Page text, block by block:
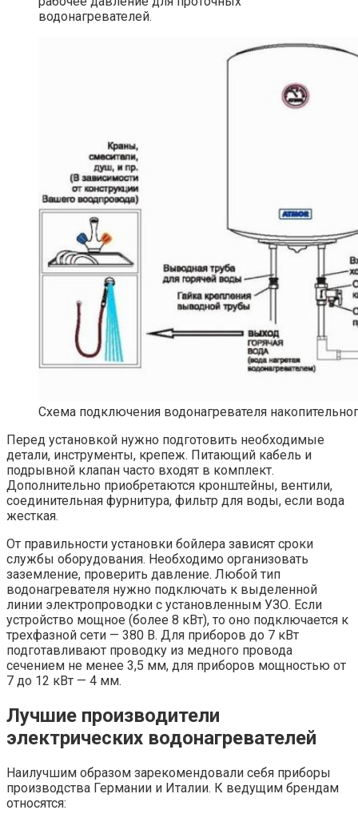
водонагревателей.
Схема подключения водонагревателя
Перед установкой нужно подготовить необходимые
детали, инструменты, крепеж. Питающий кабель и
подрывной клапан часто входят в комплект.
Дополнительно приобретаются кронштейны, вентили,
соединительная фурнитура, фильтр для воды, если вода
жесткая.
От правильности установки бойлера зависят сроки
службы оборудования. Необходимо организовать
заземление, проверить давление. Любой тип
водонагревателя нужно подключать к выделенной
линии электропроводки с установленным УЗО. Если
устройство мощное (более 8 кВт), то оно подключается к
трехфазной сети — 380 В. Для приборов до 7 кВт
подготавливают проводку из медного провода
сечением не менее 3,5 мм, для приборов мощностью от
7 до 12 кВт — 4 мм.
Лучшие производители
электрических водонагревателей
Наилучшим образом зарекомендовали себя приборы
производства Германии и Италии. К ведущим брендам
относятся: